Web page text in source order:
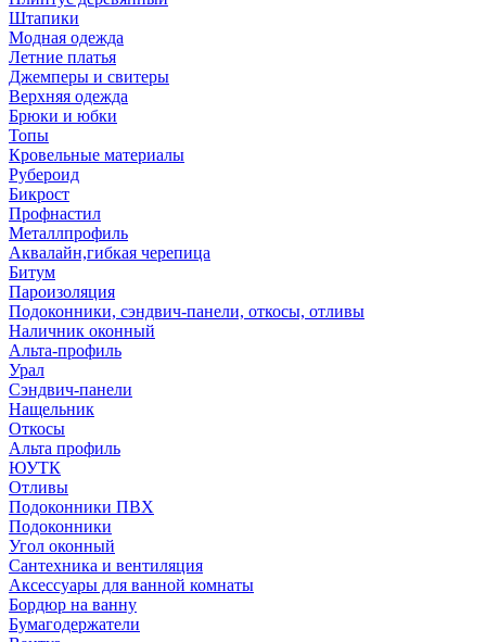
Штапики
Модная одежда
Летние платья
Джемперы и свитеры
Верхняя одежда
Брюки и юбки
Топы
Кровельные материалы
Рубероид
Бикрост
Профнастил
Металлпрофиль
Аквалайн,гибкая черепица
Битум
Пароизоляция
Подоконники, сэндвич-панели, откосы, отливы
Наличник оконный
Альта-профиль
Урал
Сэндвич-панели
Нащельник
Откосы
Альта профиль
ЮУТК
Отливы
Подоконники ПВХ
Подоконники
Угол оконный
Сантехника и вентиляция
Аксессуары для ванной комнаты
Бордюр на ванну
Бумагодержатели